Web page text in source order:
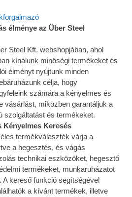
élménye az Über Steel
Steel Kft. webshopjában, ahol
kínálunk minőségi termékeket és
élményt nyújtunk minden
célja, hogy
számára a kényelmes és
vásárlást, miközben garantáljuk a
szolgáltatást és termékeket.
Kényelmes Keresés
termékválaszték várja a
a hegesztés, és vágás
technikai eszközöket, hegesztő
termékeket, munkaruházatot
A kereső funkció segítségével
a kívánt termékek, illetve